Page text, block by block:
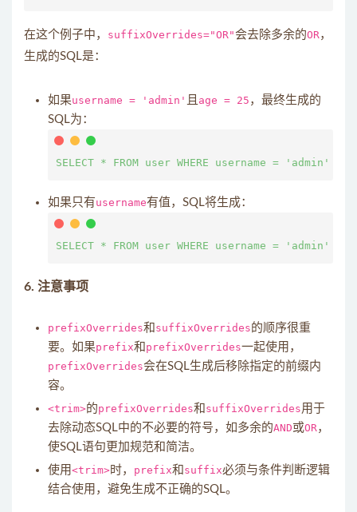
在这个例子中， suffixOverrides="OR"会去除多余的OR，
生成的SQL是：
如果username = 'admin' 且 age = 25 ，最终生成的
SQL为：
如果只有 username有值，SQL将生成：
6. 注意事项
prefixOverrides和 suffixOverrides 的顺序很重
要。如果prefix和 prefixOverrides一起使用，
prefixOverrides会在SQL生成后移除指定的前缀内
容。
<trim>的prefixOverrides和 suffixOverrides用于
去除动态SQL中的不必要的符号，如多余的AND或OR，
使SQL语句更加规范和简洁。
使用<trim>时， prefix和 suffix必须与条件判断逻辑
结合使用，避免生成不正确的SQL。